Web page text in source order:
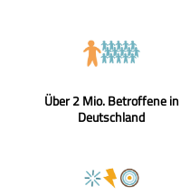
Über 2 Mio. Betroffene in
Deutschland